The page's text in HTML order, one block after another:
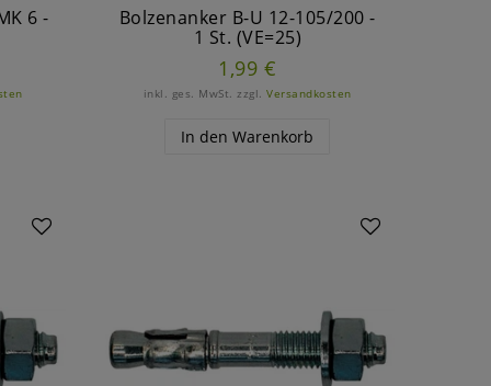
6 -
Bolzenanker B-U 12-105/200 -
1 St. (VE=25)
1,99 €
inkl. ges. MwSt. zzgl.Versandkosten
In den Warenkorb